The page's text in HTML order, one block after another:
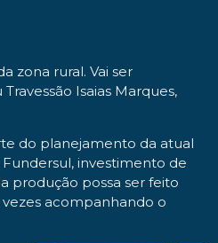
zona rural. Vai ser
Isaias Marques,
do planejamento da atual
investimento de
produção possa ser feito
acompanhando o